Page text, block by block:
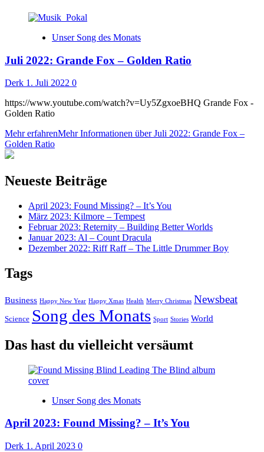
Unser Song des Monats
Juli 2022: Grande Fox – Golden Ratio
Derk 1. Juli 2022 0
https://www.youtube.com/watch?v=Uy5ZgxoeBHQ Grande Fox -
Golden Ratio
Mehr erfahrenMehr Informationen über Juli 2022: Grande Fox –
Golden Ratio
Neueste Beiträge
April 2023: Found Missing? – It’s You
März 2023: Kilmore – Tempest
Februar 2023: Reternity – Building Better Worlds
Januar 2023: Al – Count Dracula
Dezember 2022: Riff Raff – The Little Drummer Boy
Tags
Business Happy New Year Happy Xmas Health Merry Christmas Newsbeat
Science Song des Monats Sport Stories World
Das hast du vielleicht versäumt
Unser Song des Monats
April 2023: Found Missing? – It’s You
Derk 1. April 2023 0